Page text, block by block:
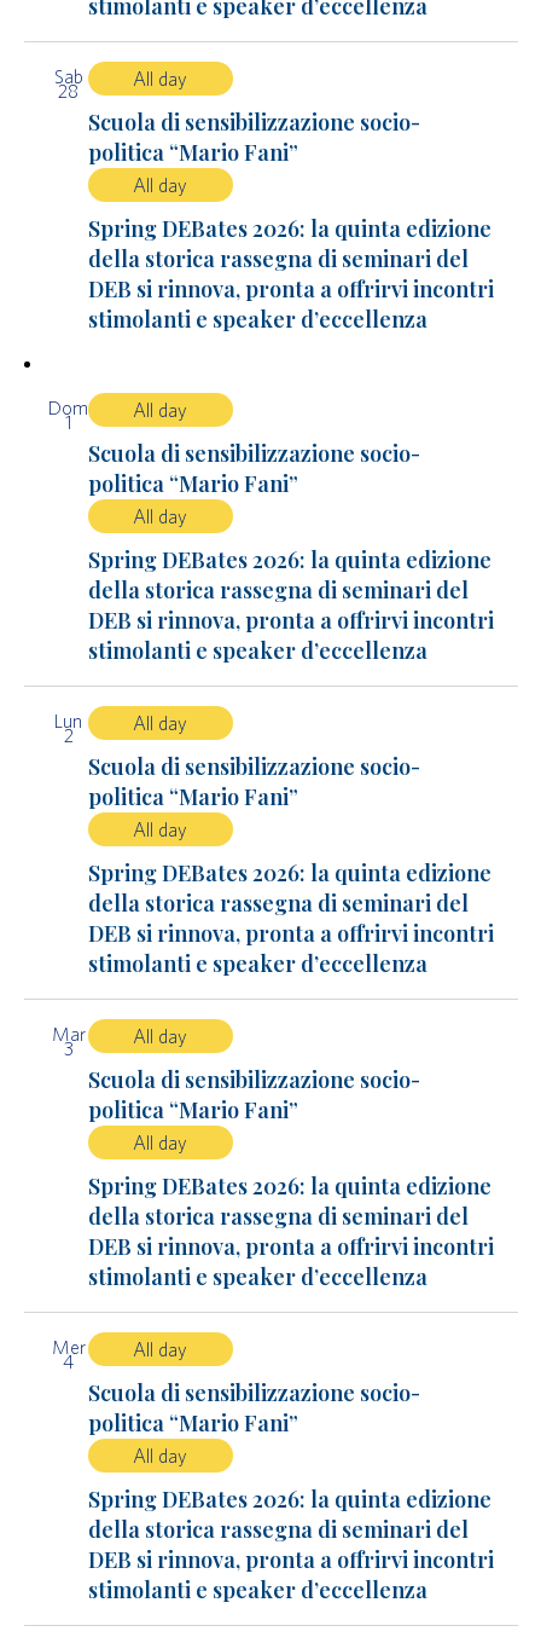
stimolanti e speaker d’eccellenza
Sab
28
All day
Scuola di sensibilizzazione socio-
politica “Mario Fani”
All day
Spring DEBates 2026: la quinta edizione
della storica rassegna di seminari del
DEB si rinnova, pronta a offrirvi incontri
stimolanti e speaker d’eccellenza
Dom
1
All day
Scuola di sensibilizzazione socio-
politica “Mario Fani”
All day
Spring DEBates 2026: la quinta edizione
della storica rassegna di seminari del
DEB si rinnova, pronta a offrirvi incontri
stimolanti e speaker d’eccellenza
Lun
2
All day
Scuola di sensibilizzazione socio-
politica “Mario Fani”
All day
Spring DEBates 2026: la quinta edizione
della storica rassegna di seminari del
DEB si rinnova, pronta a offrirvi incontri
stimolanti e speaker d’eccellenza
Mar
3
All day
Scuola di sensibilizzazione socio-
politica “Mario Fani”
All day
Spring DEBates 2026: la quinta edizione
della storica rassegna di seminari del
DEB si rinnova, pronta a offrirvi incontri
stimolanti e speaker d’eccellenza
Mer
4
All day
Scuola di sensibilizzazione socio-
politica “Mario Fani”
All day
Spring DEBates 2026: la quinta edizione
della storica rassegna di seminari del
DEB si rinnova, pronta a offrirvi incontri
stimolanti e speaker d’eccellenza